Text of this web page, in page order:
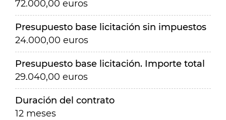
72.000,00 euros
Presupuesto base licitación sin impuestos
24.000,00 euros
Presupuesto base licitación. Importe total
29.040,00 euros
Duración del contrato
12 meses